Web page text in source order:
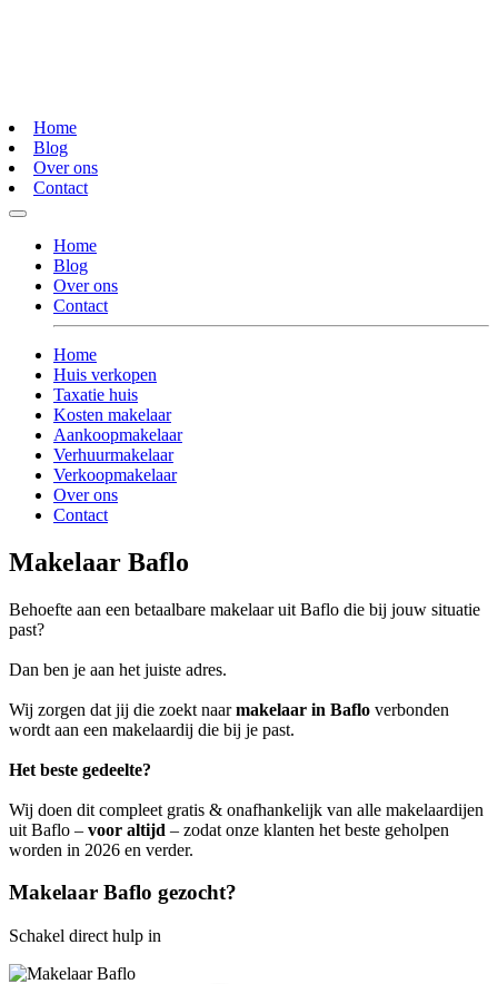
Home
Blog
Over ons
Contact
Home
Blog
Over ons
Contact
Home
Huis verkopen
Taxatie huis
Kosten makelaar
Aankoopmakelaar
Verhuurmakelaar
Verkoopmakelaar
Over ons
Contact
Makelaar Baflo
Behoefte aan een betaalbare makelaar uit Baflo die bij jouw situatie
past?
Dan ben je aan het juiste adres.
Wij zorgen dat jij die zoekt naarmakelaar in Baflo verbonden
wordt aan een makelaardij die bij je past.
Het beste gedeelte?
Wij doen dit compleet gratis & onafhankelijk van alle makelaardijen
uit Baflo – voor altijd – zodat onze klanten het beste geholpen
worden in 2026 en verder.
Makelaar Baflo gezocht?
Schakel direct hulp in